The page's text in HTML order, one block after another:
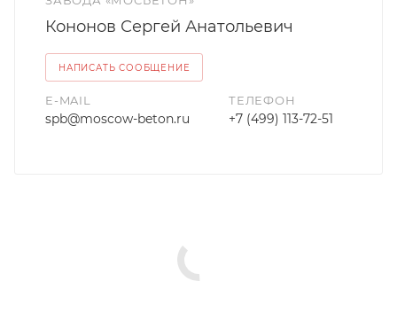
Кононов Сергей Анатольевич
НАПИСАТЬ СООБЩЕНИЕ
E-MAIL
spb@moscow-beton.ru
ТЕЛЕФОН
+7 (499) 113-72-51